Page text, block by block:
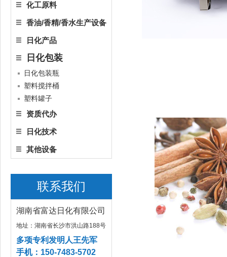
化工原料
香油/香精/香水生产设备
日化产品
日化包装
日化包装瓶
塑料搅拌桶
塑料罐子
资质代办
日化技术
其他设备
联系我们
湖南省富达日化有限公司
地址：湖南省长沙市洪山路188号
多项专利发明人王先军
手机：150-7483-5702